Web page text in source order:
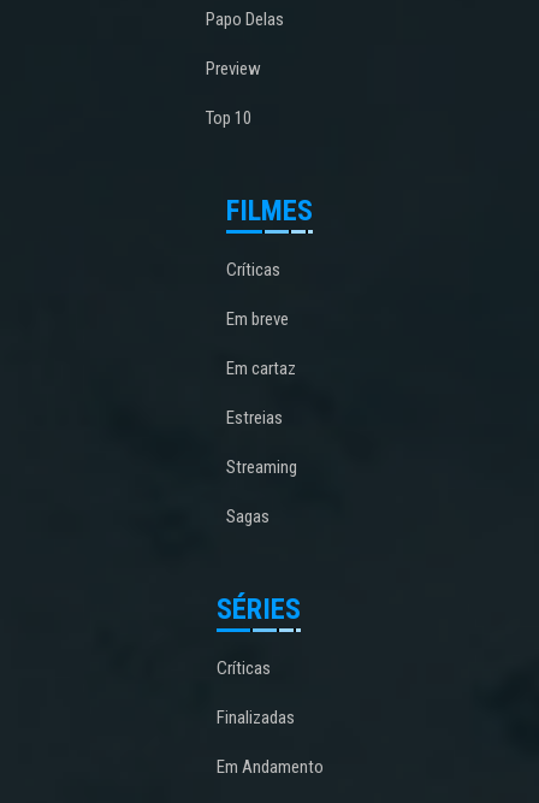
Papo Delas
Preview
Top 10
FILMES
Críticas
Em breve
Em cartaz
Estreias
Streaming
Sagas
SÉRIES
Críticas
Finalizadas
Em Andamento